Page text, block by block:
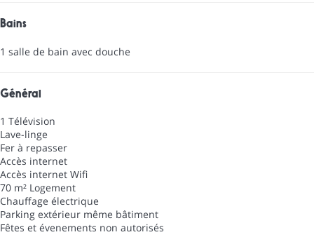
Bains
1 salle de bain avec douche
Général
1 Télévision
Lave-linge
Fer à repasser
Accès internet
Accès internet Wifi
70 m² Logement
Chauffage électrique
Parking extérieur même bâtiment
Fêtes et évenements non autorisés